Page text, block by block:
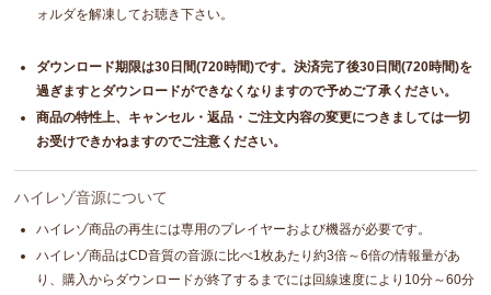
ォルダを解凍してお聴き下さい。
ダウンロード期限は30日間(720時間)です。決済完了後30日間(720時間)を
過ぎますとダウンロードができなくなりますので予めご了承ください。
商品の特性上、キャンセル・返品・ご注文内容の変更につきましては一切
お受けできかねますのでご注意ください。
ハイレゾ音源について
ハイレゾ商品の再生には専用のプレイヤーおよび機器が必要です。
ハイレゾ商品はCD音質の音源に比べ1枚あたり約3倍～6倍の情報量があ
り、購入からダウンロードが終了するまでには回線速度により10分～60分